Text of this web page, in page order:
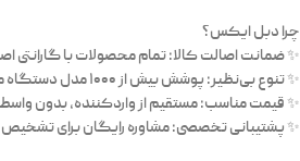
چرا دبل ایکس؟
✨ ضمانت اصالت کالا: تمام محصولات با گارانتی
✨ تنوع بی‌نظیر: پوشش بیش از ۱۰۰۰ مدل دستگاه مختلف.
✨ قیمت مناسب: مستقیم از واردکننده، بدون
✨ پشتیبانی تخصصی: مشاوره رایگان برای